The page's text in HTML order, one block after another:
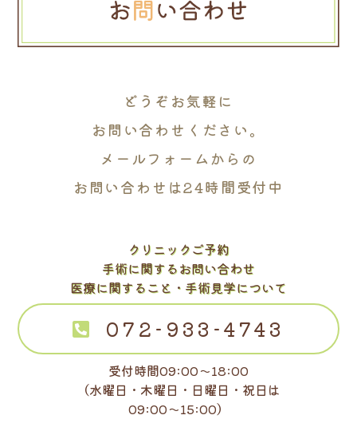
どうぞお気軽に
お問い合わせください。
メールフォームからの
お問い合わせは24時間受付中
クリニックご予約
手術に関するお問い合わせ
医療に関すること・手術見学について
072-933-4743
受付時間09:00～18:00
（水曜日・木曜日・日曜日・祝日は
09:00～15:00）